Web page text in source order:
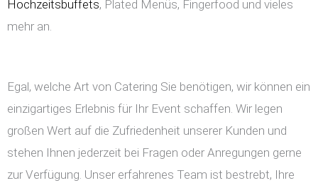
Hochzeitsbuffets, Plated Menüs, Fingerfood und vieles
mehr an.
Egal, welche Art von Catering Sie benötigen, wir können ein
einzigartiges Erlebnis für Ihr Event schaffen. Wir legen
großen Wert auf die Zufriedenheit unserer Kunden und
stehen Ihnen jederzeit bei Fragen oder Anregungen gerne
zur Verfügung. Unser erfahrenes Team ist bestrebt, Ihre